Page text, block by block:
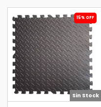
15% OFF
Sin Stock